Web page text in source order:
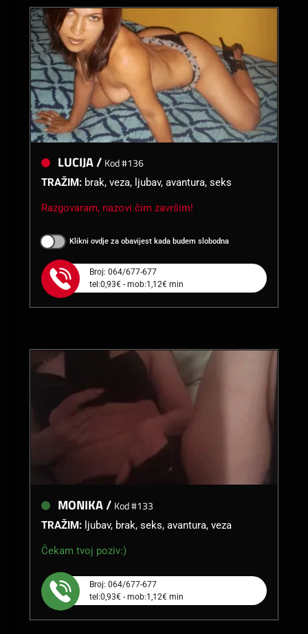
LUCIJA / Kod #136
TRAŽIM: brak, veza, ljubav, avantura, seks
Razgovaram, nazovi čim završim!
Klikni ovdje za obavijest kada budem slobodna
Broj: 064/677-677
tel:0,93€ - mob:1,12€ min
MONIKA / Kod #133
TRAŽIM: ljubav, brak, seks, avantura, veza
Čekam tvoj poziv:)
Broj: 064/677-677
tel:0,93€ - mob:1,12€ min